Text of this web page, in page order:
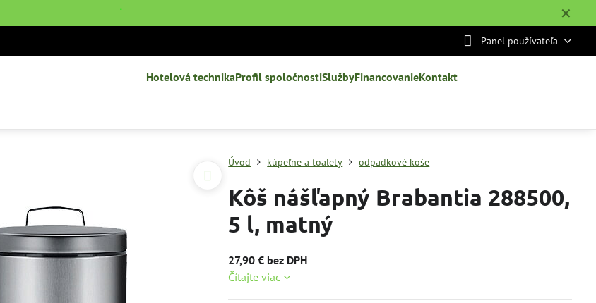
✕
˙
Panel používateľa
Hotelová technikaProfil spoločnostiSlužbyFinancovanieKontakt
Úvod kúpeľne a toalety odpadkové koše
Kôš nášľapný Brabantia 288500,
5 l, matný
27,90 € bez DPH
Čítajte viac